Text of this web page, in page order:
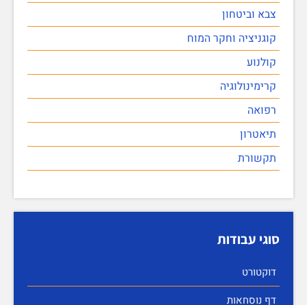
צבא וביטחון
קוגניציה וחקר המוח
קולנוע
קרימינולוגיה
רפואה
תיאטרון
תקשורת
סוגי עבודות
דוקטורט
דף נוסחאות